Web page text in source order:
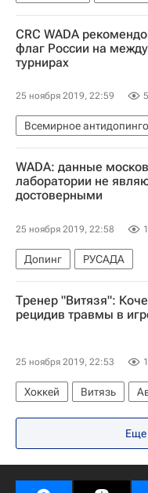
Центральный Банк РФ
Эльвира Набиуллина
CRC WADA
флаг России на
турнирах
25 ноября 2019, 22:59
Всемирное
WADA: данные
лаборатории не
достоверными
25 ноября 2019, 22:58
Допинг
РУСАДА
Всемирное
Тренер "Витязя":
рецидив травмы в
25 ноября 2019, 22:53
Хоккей Витязь
Петр Кочетков
Еще